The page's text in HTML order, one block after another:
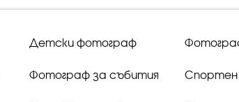
Детски фотограф
Фотограф за събития